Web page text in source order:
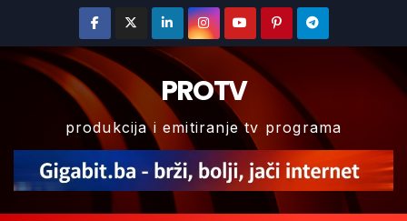
content
PROTV
produkcija i emitiranje tv programa